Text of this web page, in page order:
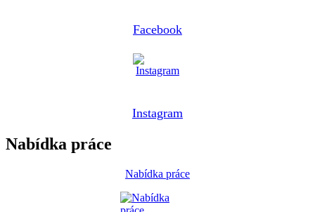
Facebook
Instagram
Nabídka práce
Nabídka práce